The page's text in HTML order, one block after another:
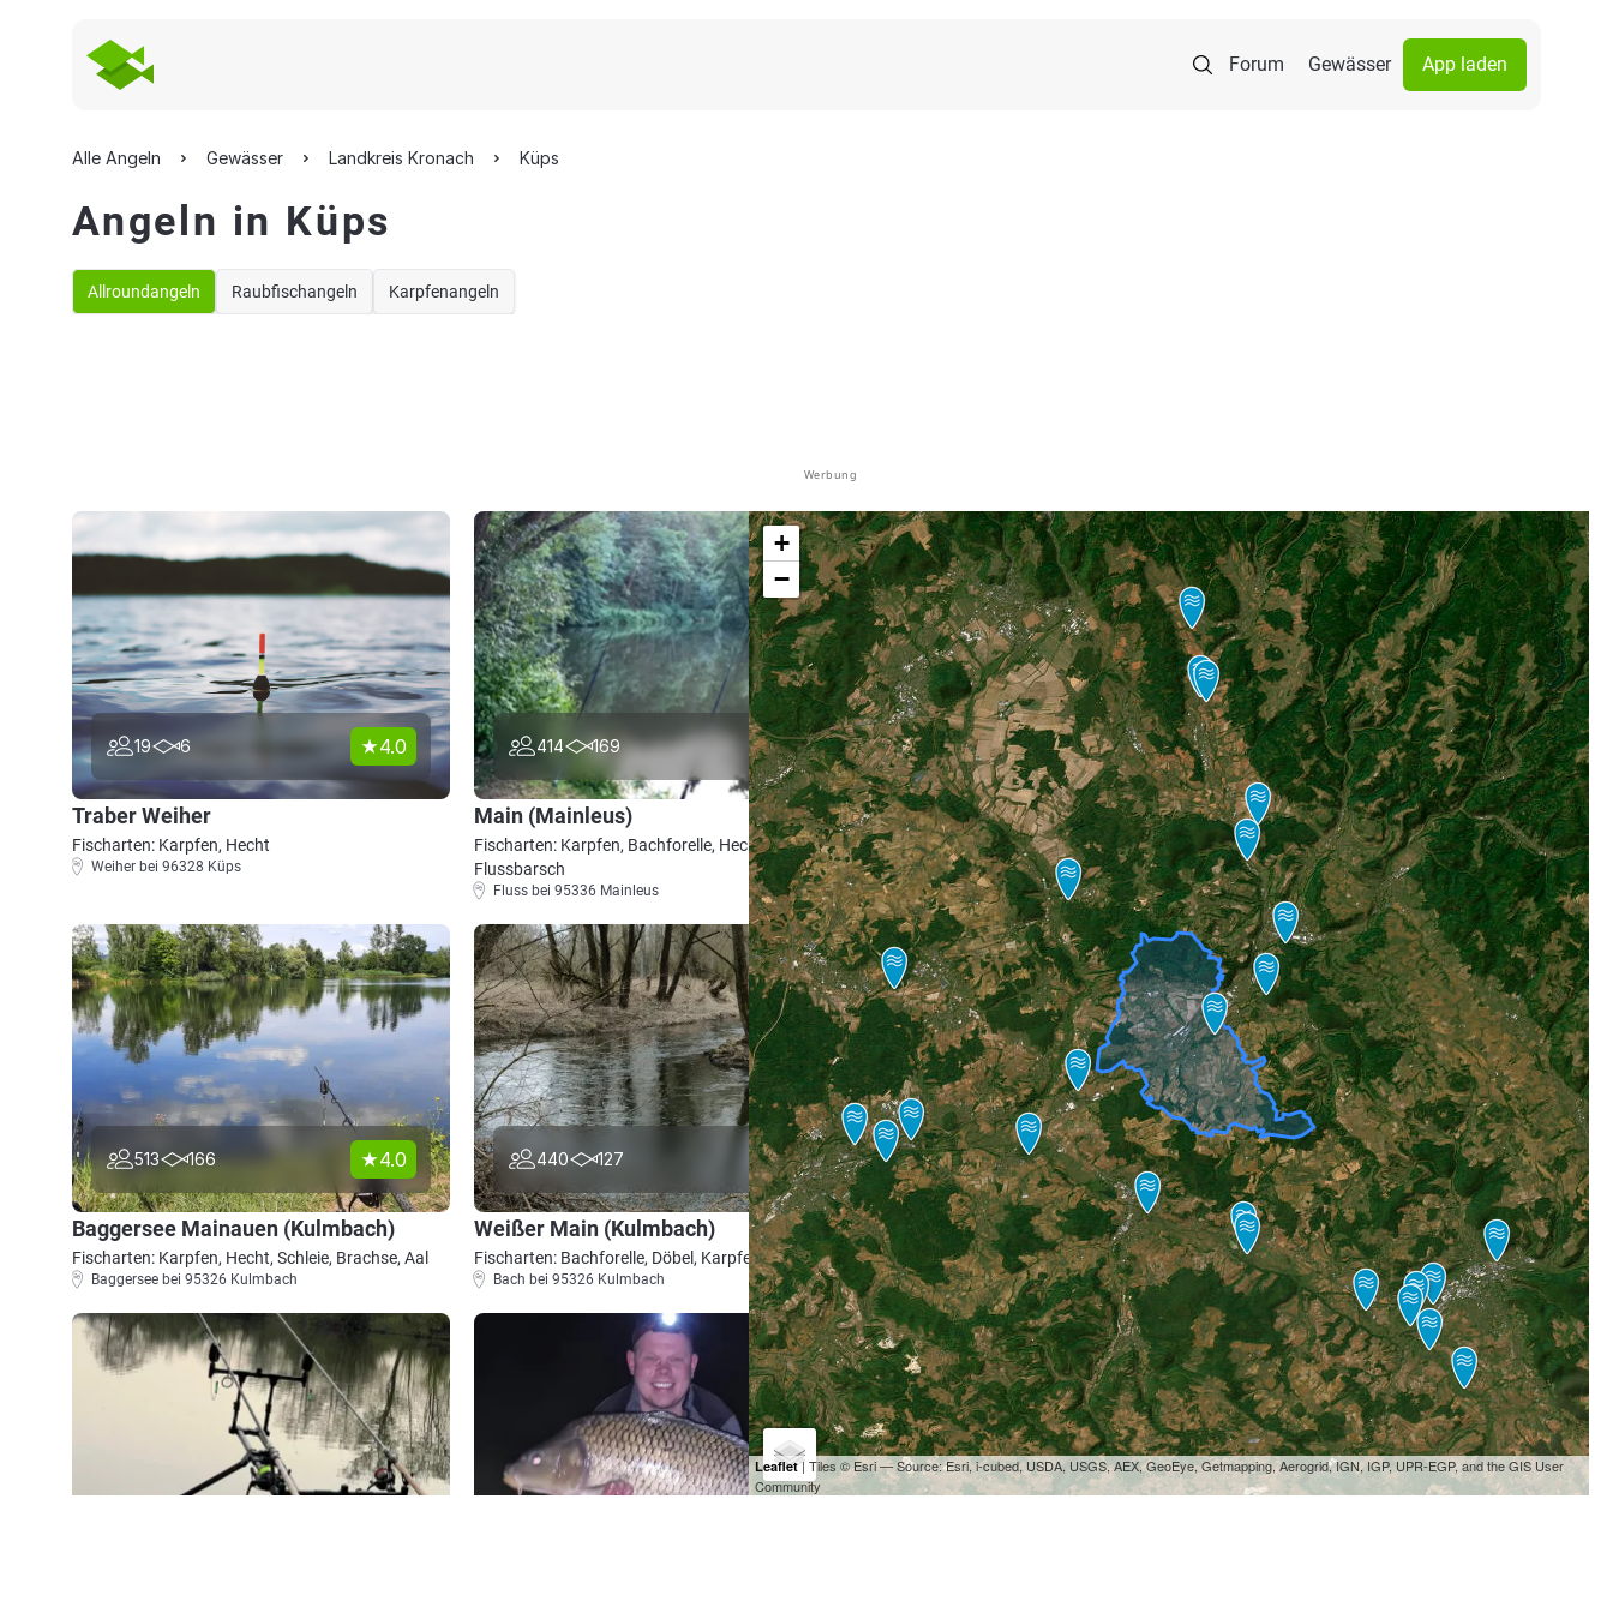
Forum Gewässer App laden
Alle Angeln Gewässer Landkreis Kronach Küps
Angeln in Küps
Allroundangeln Raubfischangeln Karpfenangeln
Werbung
19 6 4.0
Traber Weiher
Fischarten: Karpfen, Hecht
Weiher bei 96328 Küps
414 169 4.3
Main (Mainleus)
Fischarten: Karpfen, Bachforelle, Hecht, Döbel,
Flussbarsch
Fluss bei 95336 Mainleus
513 166 4.0
Baggersee Mainauen (Kulmbach)
Fischarten: Karpfen, Hecht, Schleie, Brachse, Aal
Baggersee bei 95326 Kulmbach
440 127 4.2
Weißer Main (Kulmbach)
Fischarten: Bachforelle, Döbel, Karpfen, Hecht, Aal
Bach bei 95326 Kulmbach
+
−
Leaflet| Tiles © Esri — Source: Esri, i-cubed, USDA, USGS, AEX, GeoEye, Getmapping, Aerogrid, IGN, IGP, UPR-EGP, and the GIS User
Community